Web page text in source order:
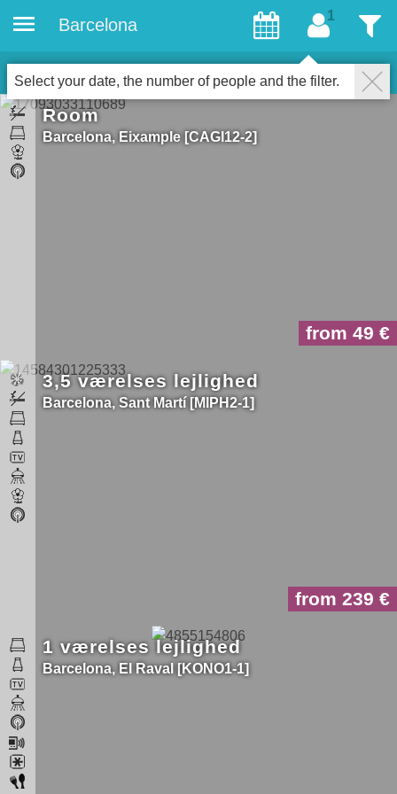
Barcelona
gæster
Filter
Select your date, the number of people and the filter.
LUK
14Accommodations
Room
Barcelona Eixample CAGI12-2
from 49
3,5 værelses lejlighed
Barcelona Sant Martí MIPH2-1
from 239
1 værelses lejlighed
Barcelona El Raval KONO1-1